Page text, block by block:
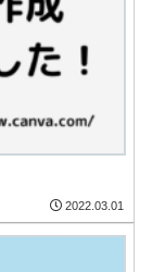
2022.03.01